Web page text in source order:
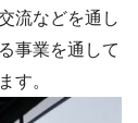
流などを通し
事業を通して
す。